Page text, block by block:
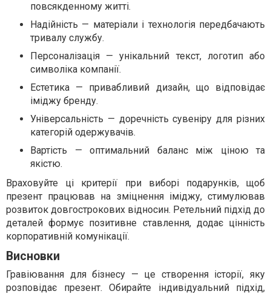
повсякденному житті.
Надійність — матеріали і технологія передбачають
тривалу службу.
Персоналізація — унікальний текст, логотип або
символіка компанії.
Естетика — привабливий дизайн, що відповідає
іміджу бренду.
Універсальність — доречність сувеніру для різних
категорій одержувачів.
Вартість — оптимальний баланс між ціною та
якістю.
Враховуйте ці критерії при виборі подарунків, щоб
презент працював на зміцнення іміджу, стимулював
розвиток довгострокових відносин. Ретельний підхід до
деталей формує позитивне ставлення, додає цінність
корпоративній комунікації.
Висновки
Гравіювання для бізнесу — це створення історії, яку
розповідає презент. Обирайте індивідуальний підхід,